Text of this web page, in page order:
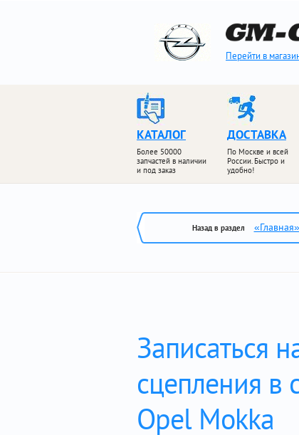
Перейти в
КАТАЛОГ
Более 50000
запчастей в наличии
и под заказ
ДОСТАВКА
По Москве и всей
России. Быстро и
удобно!
Назад в раздел «Главная»
Записаться
сцепления в
Opel Mokka